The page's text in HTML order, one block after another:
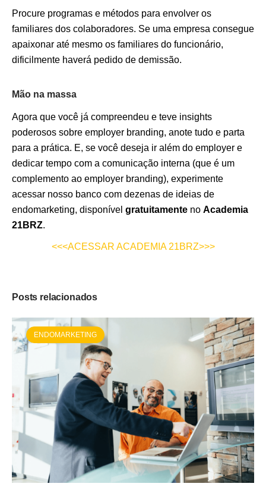
Procure programas e métodos para envolver os
familiares dos colaboradores. Se uma empresa consegue
apaixonar até mesmo os familiares do funcionário,
dificilmente haverá pedido de demissão.
Mão na massa
Agora que você já compreendeu e teve insights
poderosos sobre employer branding, anote tudo e parta
para a prática. E, se você deseja ir além do employer e
dedicar tempo com a comunicação interna (que é um
complemento ao employer branding), experimente
acessar nosso banco com dezenas de ideias de
endomarketing, disponível gratuitamente no Academia
21BRZ.
<<<ACESSAR ACADEMIA 21BRZ>>>
Posts relacionados
ENDOMARKETING